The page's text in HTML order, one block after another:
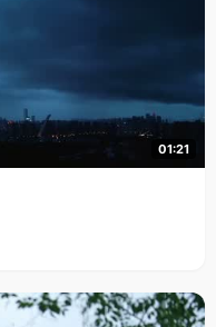
01:21